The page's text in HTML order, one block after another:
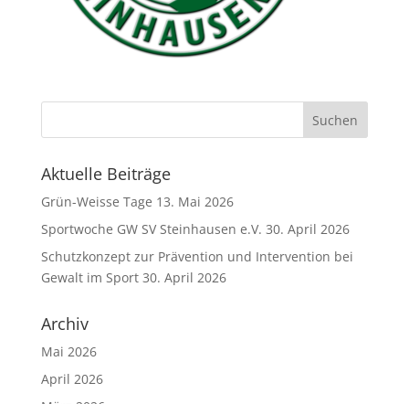
Aktuelle Beiträge
Grün-Weisse Tage 13. Mai 2026
Sportwoche GW SV Steinhausen e.V. 30. April 2026
Schutzkonzept zur Prävention und Intervention bei
Gewalt im Sport 30. April 2026
Archiv
Mai 2026
April 2026